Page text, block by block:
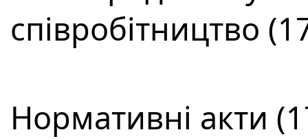
співробітництво
Нормативні акти